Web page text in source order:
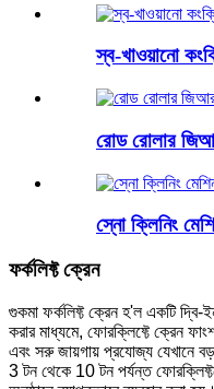
স্ব-খাওয়ানো
রোড রোলার
স্নো ক্লিনিং
ফর্কলিফ্ট ক্রেন
গুকমা ফর্কলিফ্ট ক্রেন হ'ল একটি দ্বি-
করার মাধ্যমে, ফোরক্লিফ্টে ক্রেন
এবং সরু জায়গায় প্রযোজ্য যেখানে
3 টন থেকে 10 টন পর্যন্ত